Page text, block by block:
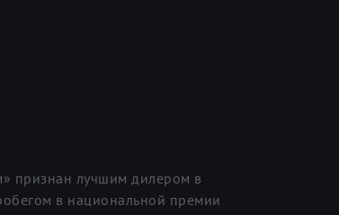
признан лучшим дилером в
в национальной премии